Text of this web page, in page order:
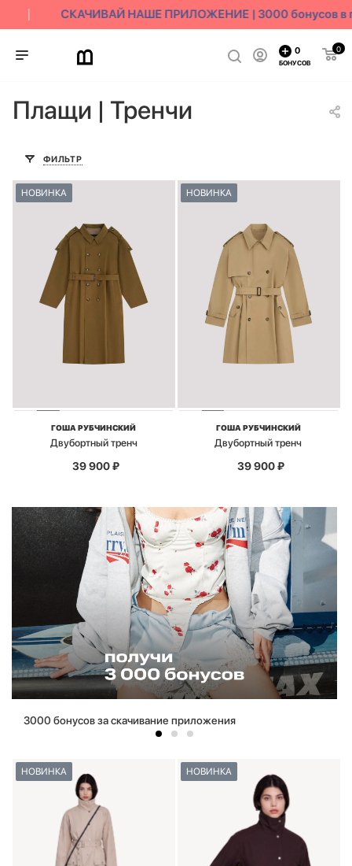
СКАЧИВАЙ НАШЕ ПРИЛОЖЕНИЕ | 3000 бонусов в
0
0
БОНУСОВ
Плащи | Тренчи
ФИЛЬТР
НОВИНКА
ГОША РУБЧИНСКИЙ
Двубортный тренч
39 900₽
НОВИНКА
ГОША РУБЧИНСКИЙ
Двубортный тренч
39 900₽
3000 бонусов за скачивание приложения
НОВИНКА НОВИНКА